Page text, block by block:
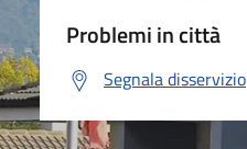
Problemi in città
Segnala disservizio